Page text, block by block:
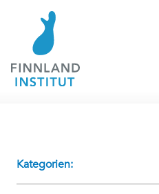
Kategorien: